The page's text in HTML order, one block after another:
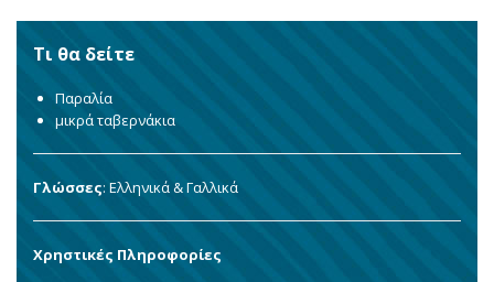
Τι θα δείτε
Παραλία
μικρά ταβερνάκια
Γλώσσες: Ελληνικά & Γαλλικά
Χρηστικές Πληροφορίες